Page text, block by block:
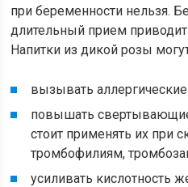
при беременности нельзя.
длительный прием
Напитки из дикой розы
вызывать
повышать
стоит применять их при
тромбофилиям,
усиливать кислотность